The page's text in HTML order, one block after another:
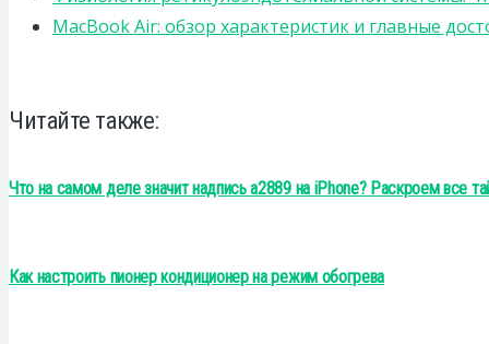
MacBook Air: обзор характеристик и главные
Читайте также:
Что на самом деле значит надпись a2889 на iPhone? Раскроем все
Как настроить пионер кондиционер на режим обогрева